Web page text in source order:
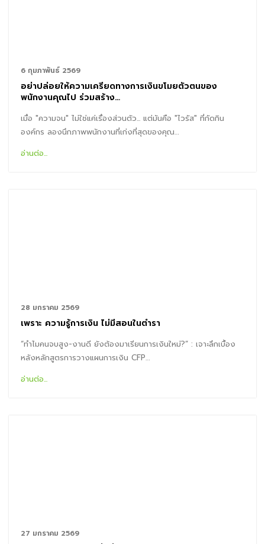
6 กุมภาพันธ์ 2569
อย่าปล่อยให้ความเครียดทางการเงินขโมยตัวตนของ
พนักงานคุณไป ร่วมสร้าง…
เมื่อ "ความจน" ไม่ใช่แค่เรื่องส่วนตัว... แต่มันคือ "ไวรัส" ที่กัดกิน
องค์กร ลองนึกภาพพนักงานที่เก่งที่สุดของคุณ…
อ่านต่อ...
28 มกราคม 2569
เพราะ ความรู้การเงิน ไม่มีสอนในตำรา
“ทำไมคนจบสูง-งานดี ยังต้องมาเรียนการเงินใหม่?” : เจาะลึกเบื้อง
หลังหลักสูตรการวางแผนการเงิน CFP…
อ่านต่อ...
27 มกราคม 2569